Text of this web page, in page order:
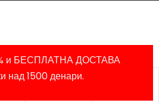
и БЕСПЛАТНА ДОСТАВА
над 1500 денари.